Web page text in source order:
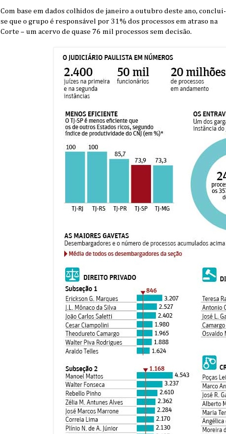
Com base em dados colhidos de janeiro a outubro deste ano, conclui-
se que o grupo é responsável por 31% dos processos em atraso na
Corte – um acervo de quase 76 mil processos sem decisão.